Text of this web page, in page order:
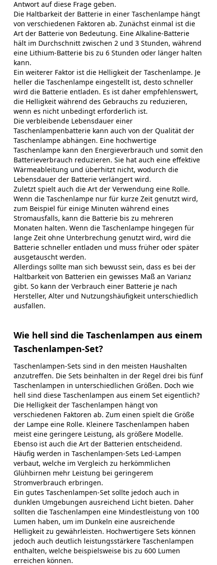
Antwort auf diese Frage geben.
Die Haltbarkeit der Batterie in einer Taschenlampe hängt
von verschiedenen Faktoren ab. Zunächst einmal ist die
Art der Batterie von Bedeutung. Eine Alkaline-Batterie
hält im Durchschnitt zwischen 2 und 3 Stunden, während
eine Lithium-Batterie bis zu 6 Stunden oder länger halten
kann.
Ein weiterer Faktor ist die Helligkeit der Taschenlampe. Je
heller die Taschenlampe eingestellt ist, desto schneller
wird die Batterie entladen. Es ist daher empfehlenswert,
die Helligkeit während des Gebrauchs zu reduzieren,
wenn es nicht unbedingt erforderlich ist.
Die verbleibende Lebensdauer einer
Taschenlampenbatterie kann auch von der Qualität der
Taschenlampe abhängen. Eine hochwertige
Taschenlampe kann den Energieverbrauch und somit den
Batterieverbrauch reduzieren. Sie hat auch eine effektive
Wärmeableitung und überhitzt nicht, wodurch die
Lebensdauer der Batterie verlängert wird.
Zuletzt spielt auch die Art der Verwendung eine Rolle.
Wenn die Taschenlampe nur für kurze Zeit genutzt wird,
zum Beispiel für einige Minuten während eines
Stromausfalls, kann die Batterie bis zu mehreren
Monaten halten. Wenn die Taschenlampe hingegen für
lange Zeit ohne Unterbrechung genutzt wird, wird die
Batterie schneller entladen und muss früher oder später
ausgetauscht werden.
Allerdings sollte man sich bewusst sein, dass es bei der
Haltbarkeit von Batterien ein gewisses Maß an Varianz
gibt. So kann der Verbrauch einer Batterie je nach
Hersteller, Alter und Nutzungshäufigkeit unterschiedlich
ausfallen.
Wie hell sind die Taschenlampen aus einem
Taschenlampen-Set?
Taschenlampen-Sets sind in den meisten Haushalten
anzutreffen. Die Sets beinhalten in der Regel drei bis fünf
Taschenlampen in unterschiedlichen Größen. Doch wie
hell sind diese Taschenlampen aus einem Set eigentlich?
Die Helligkeit der Taschenlampen hängt von
verschiedenen Faktoren ab. Zum einen spielt die Größe
der Lampe eine Rolle. Kleinere Taschenlampen haben
meist eine geringere Leistung, als größere Modelle.
Ebenso ist auch die Art der Batterien entscheidend.
Häufig werden in Taschenlampen-Sets Led-Lampen
verbaut, welche im Vergleich zu herkömmlichen
Glühbirnen mehr Leistung bei geringerem
Stromverbrauch erbringen.
Ein gutes Taschenlampen-Set sollte jedoch auch in
dunklen Umgebungen ausreichend Licht bieten. Daher
sollten die Taschenlampen eine Mindestleistung von 100
Lumen haben, um im Dunkeln eine ausreichende
Helligkeit zu gewährleisten. Hochwertigere Sets können
jedoch auch deutlich leistungsstärkere Taschenlampen
enthalten, welche beispielsweise bis zu 600 Lumen
erreichen können.